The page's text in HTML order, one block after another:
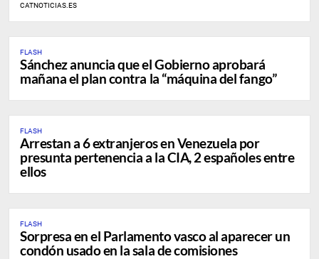
CATNOTICIAS.ES
FLASH
Sánchez anuncia que el Gobierno aprobará
mañana el plan contra la “máquina del fango”
FLASH
Arrestan a 6 extranjeros en Venezuela por
presunta pertenencia a la CIA, 2 españoles entre
ellos
FLASH
Sorpresa en el Parlamento vasco al aparecer un
condón usado en la sala de comisiones